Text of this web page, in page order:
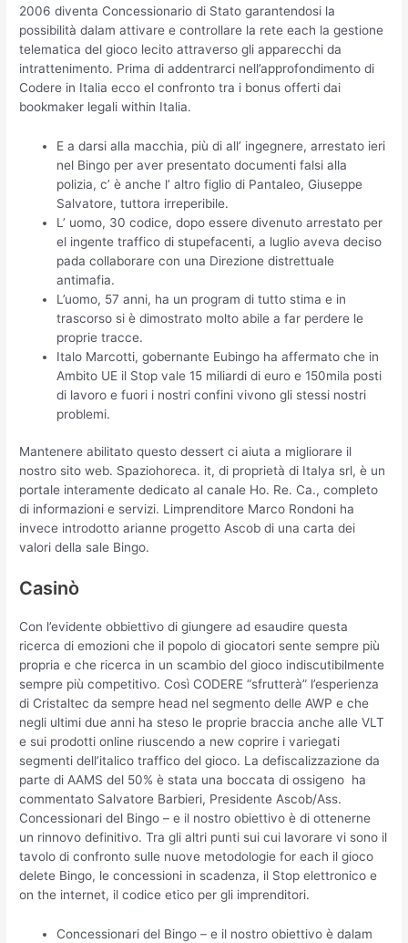
2006 diventa Concessionario di Stato garantendosi la
possibilità dalam attivare e controllare la rete each la gestione
telematica del gioco lecito attraverso gli apparecchi da
intrattenimento. Prima di addentrarci nell’approfondimento di
Codere in Italia ecco el confronto tra i bonus offerti dai
bookmaker legali within Italia.
E a darsi alla macchia, più di all’ ingegnere, arrestato ieri
nel Bingo per aver presentato documenti falsi alla
polizia, c’ è anche l’ altro figlio di Pantaleo, Giuseppe
Salvatore, tuttora irreperibile.
L’ uomo, 30 codice, dopo essere divenuto arrestato per
el ingente traffico di stupefacenti, a luglio aveva deciso
pada collaborare con una Direzione distrettuale
antimafia.
L’uomo, 57 anni, ha un program di tutto stima e in
trascorso si è dimostrato molto abile a far perdere le
proprie tracce.
Italo Marcotti, gobernante Eubingo ha affermato che in
Ambito UE il Stop vale 15 miliardi di euro e 150mila posti
di lavoro e fuori i nostri confini vivono gli stessi nostri
problemi.
Mantenere abilitato questo dessert ci aiuta a migliorare il
nostro sito web. Spaziohoreca. it, di proprietà di Italya srl, è un
portale interamente dedicato al canale Ho. Re. Ca., completo
di informazioni e servizi. Limprenditore Marco Rondoni ha
invece introdotto arianne progetto Ascob di una carta dei
valori della sale Bingo.
Casinò
Con l’evidente obbiettivo di giungere ad esaudire questa
ricerca di emozioni che il popolo di giocatori sente sempre più
propria e che ricerca in un scambio del gioco indiscutibilmente
sempre più competitivo. Così CODERE “sfrutterà” l’esperienza
di Cristaltec da sempre head nel segmento delle AWP e che
negli ultimi due anni ha steso le proprie braccia anche alle VLT
e sui prodotti online riuscendo a new coprire i variegati
segmenti dell’italico traffico del gioco. La defiscalizzazione da
parte di AAMS del 50% è stata una boccata di ossigeno  ha
commentato Salvatore Barbieri, Presidente Ascob/Ass.
Concessionari del Bingo – e il nostro obiettivo è di ottenerne
un rinnovo definitivo. Tra gli altri punti sui cui lavorare vi sono il
tavolo di confronto sulle nuove metodologie for each il gioco
delete Bingo, le concessioni in scadenza, il Stop elettronico e
on the internet, il codice etico per gli imprenditori.
Concessionari del Bingo – e il nostro obiettivo è dalam